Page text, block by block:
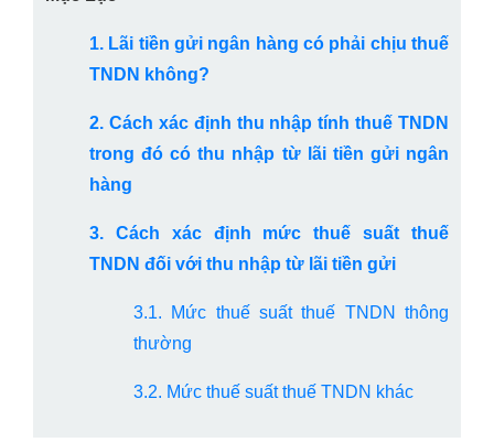
1. Lãi tiền gửi ngân hàng có phải chịu thuế
TNDN không?
2. Cách xác định thu nhập tính thuế TNDN
trong đó có thu nhập từ lãi tiền gửi ngân
hàng
3. Cách xác định mức thuế suất thuế
TNDN đối với thu nhập từ lãi tiền gửi
3.1. Mức thuế suất thuế TNDN thông
thường
3.2. Mức thuế suất thuế TNDN khác